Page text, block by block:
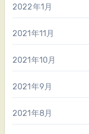
2022年1月
2021年11月
2021年10月
2021年9月
2021年8月